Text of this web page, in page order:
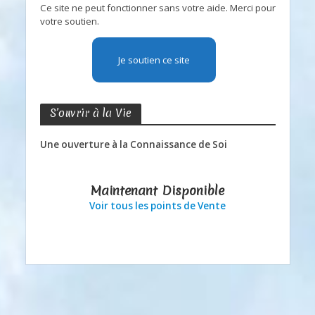
Ce site ne peut fonctionner sans votre aide. Merci pour
votre soutien.
Je soutien ce site
S’ouvrir à la Vie
Une ouverture à la Connaissance de Soi
Maintenant Disponible
Voir tous les points de Vente